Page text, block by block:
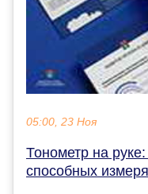
05:00, 23 Ноя
Тонометр на
способных